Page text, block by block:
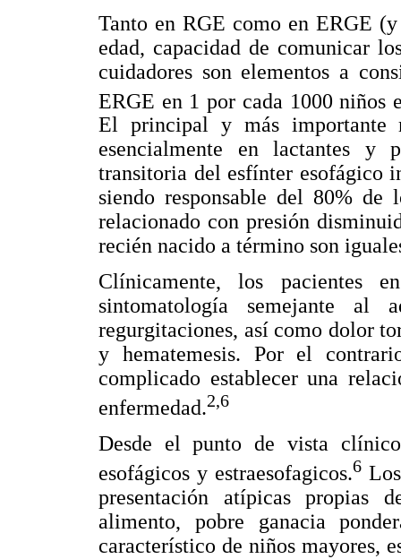
Tanto en RGE como en ERGE
edad, capacidad de comunicar
cuidadores son elementos a
ERGE en 1 por cada 1000 niños
El principal y más importante
esencialmente en lactantes y
transitoria del esfínter esofágico
siendo responsable del 80%
relacionado con presión
recién nacido a término son
Clínicamente, los pacientes
sintomatología semejante al
regurgitaciones, así como dolor
y hematemesis. Por el
complicado establecer una
enfermedad.2,6
Desde el punto de vista
esofágicos y estraesofagicos.6
presentación atípicas propias
alimento, pobre ganacia
característico de niños mayores,